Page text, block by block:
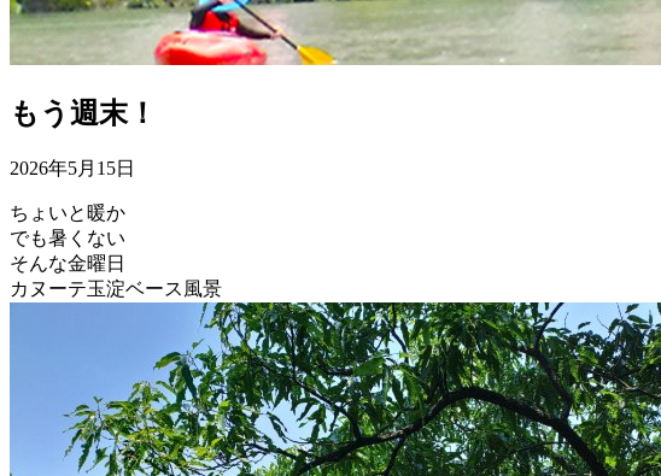
もう週末！
2026年5月15日
ちょいと暖か
でも暑くない
そんな金曜日
カヌーテ玉淀ベース風景